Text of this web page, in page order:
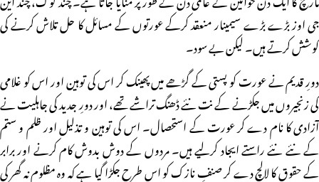
جی اوز بڑے بڑے سیمینار منعقد کرکے عورتوں کے مسائل کا حل تلاش کرنے کی
کوشش کرتے ہیں۔ لیکن بے سود۔
دورِ قدیم نے عورت کو پستی کے گڑھے میں پھینک کر اس کی توہین اور اس کو غلامی
کی زنجیروں میں جکڑنے کے نت نئے ڈھنگ تراشے تھے، اور دورِ جدید کی جاہلیت نے
آزادی کا نام دے کر عورت کے استحصال۔ اس کی توہین و تذلیل اور ظلم و ستم
کے نئے نئے راستے ایجاد کرلیے ہیں۔ مردوں کے دوش بدوش کام کرنے اور برابر
کے حقوق کا لالچ دے کر صنفِ نازک کو اس طرح جکڑا گیا ہے کہ وہ مظلوم نہ گھر کی